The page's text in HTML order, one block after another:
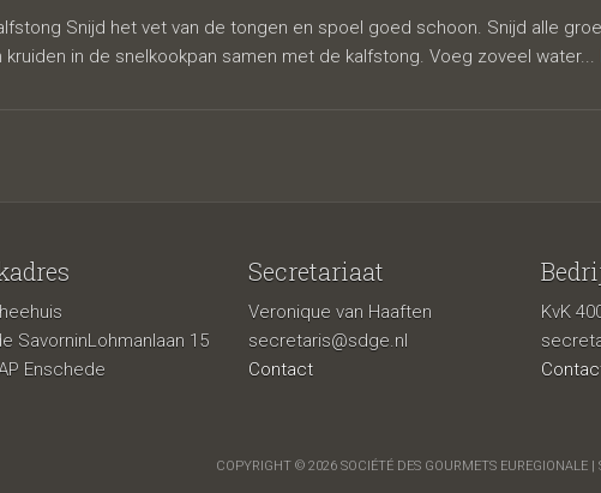
Snijd het vet van de tongen en spoel goed schoon. Snijd alle
kruiden in de snelkookpan samen met de kalfstong. Voeg zoveel water...
SavorninLohmanlaan 15
Enschede
Secretariaat
Veronique van Haaften
secretaris@sdge.nl
Contact
KvK
COPYRIGHT © 2026 SOCIÉTÉ DES GOURMETS EUREGIONALE |